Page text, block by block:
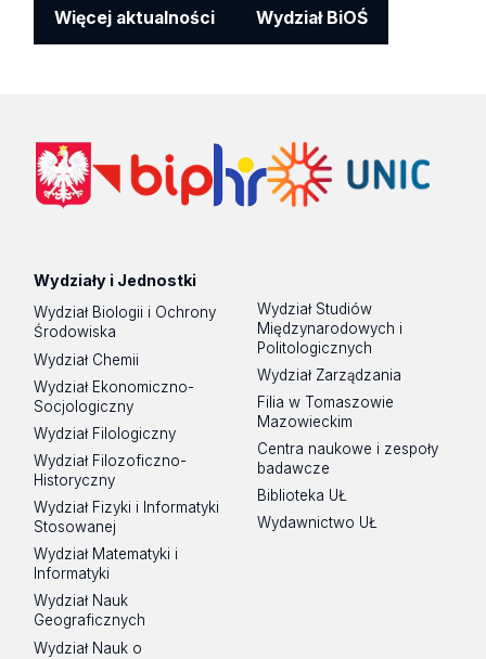
Więcej aktualności Wydział BiOŚ
Wydziały i Jednostki
Wydział Biologii i Ochrony
Środowiska
Wydział Chemii
Wydział Ekonomiczno-
Socjologiczny
Wydział Filologiczny
Wydział Filozoficzno-
Historyczny
Wydział Fizyki i Informatyki
Stosowanej
Wydział Matematyki i
Informatyki
Wydział Nauk
Geograficznych
Wydział Nauk o
Wydział Studiów
Międzynarodowych i
Politologicznych
Wydział Zarządzania
Filia w Tomaszowie
Mazowieckim
Centra naukowe i zespoły
badawcze
Biblioteka UŁ
Wydawnictwo UŁ